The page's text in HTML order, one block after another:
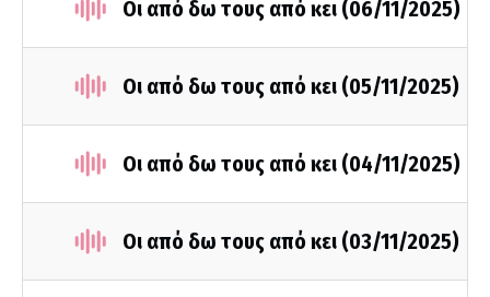
Οι από δω τους από κει (06/11/2025)
Οι από δω τους από κει (05/11/2025)
Οι από δω τους από κει (04/11/2025)
Οι από δω τους από κει (03/11/2025)